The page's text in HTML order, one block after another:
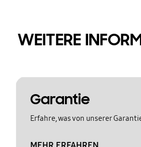
WEITERE
Garantie
Erfahre, was von unserer